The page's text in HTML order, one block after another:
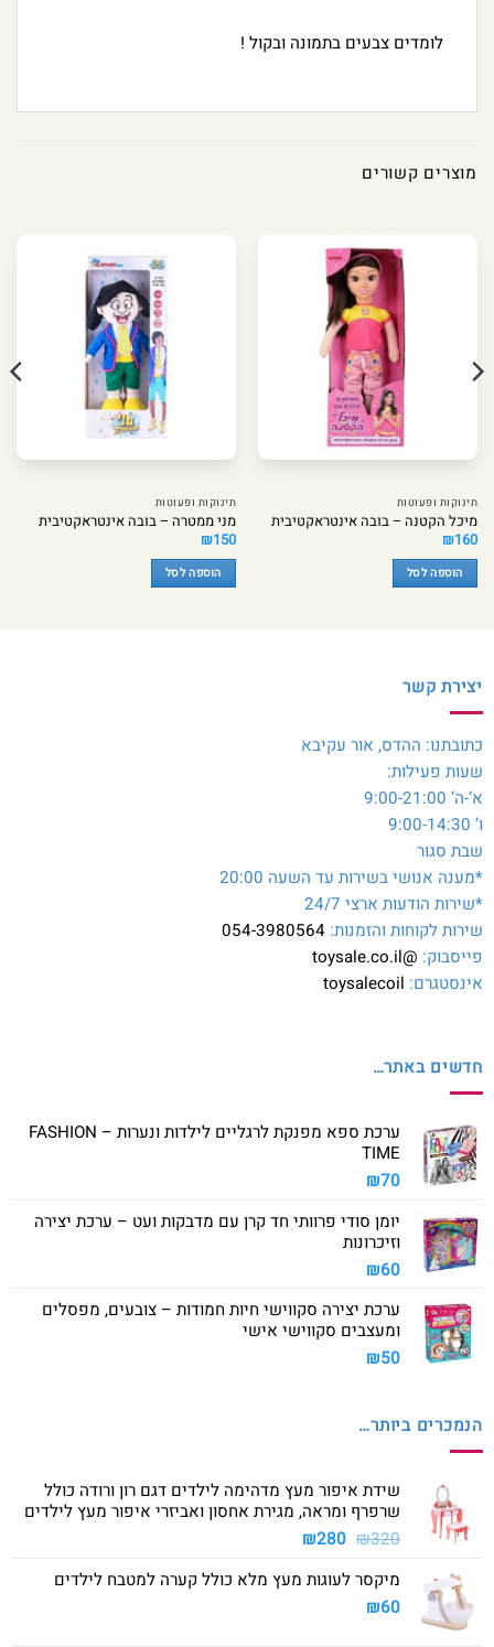
לומדים צבעים בתמונה ובקול !
מוצרים קשורים
תינוקות ופעוטות
מיכל הקטנה – בובה אינטראקטיבית
₪160
הוספה לסל
תינוקות ופעוטות
מני ממטרה – בובה אינטראקטיבית
₪150
הוספה לסל
יצירת קשר
כתובתנו: ההדס, אור עקיבא
שעות פעילות:
א’-ה’ 9:00-21:00
ו’ 9:00-14:30
שבת סגור
*מענה אנושי בשירות עד השעה 20:00
*שירות הודעות ארצי 24/7
שירות לקוחות והזמנות: 054-3980564
פייסבוק: @toysale.co.il
אינסטגרם: toysalecoil
חדשים באתר…
ערכת ספא מפנקת לרגליים לילדות ונערות – FASHION
TIME
₪70
יומן סודי פרוותי חד קרן עם מדבקות ועט – ערכת יצירה
וזיכרונות
₪60
ערכת יצירה סקווישי חיות חמודות – צובעים, מפסלים
ומעצבים סקווישי אישי
₪50
הנמכרים ביותר…
שידת איפור מעץ מדהימה לילדים דגם רון ורודה כולל
שרפרף ומראה, מגירת אחסון ואביזרי איפור מעץ לילדים
₪320
המחיר
היה:
₪280 המחיר
הוא:
מיקסר לעוגות מעץ מלא כולל קערה למטבח לילדים
₪60